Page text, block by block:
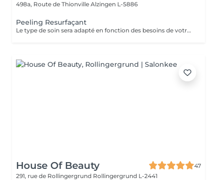
498a, Route de Thionville Alzingen L-5886
Peeling Resurfaçant
Le type de soin sera adapté en fonction des besoins de votre peau
House Of Beauty
47
291, rue de Rollingergrund Rollingergrund L-2441